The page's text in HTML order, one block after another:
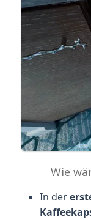
Wie
In der